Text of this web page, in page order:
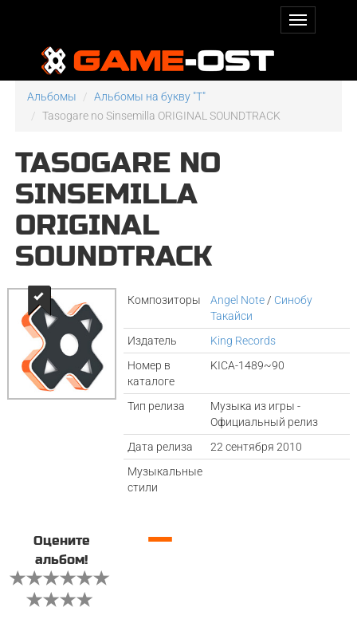
Альбомы
Альбомы на букву "T"
Tasogare no Sinsemilla ORIGINAL SOUNDTRACK
TASOGARE NO
SINSEMILLA
ORIGINAL
SOUNDTRACK
Композиторы Angel Note / Синобу
Такайси
Издатель
King Records
Номер в
каталоге
KICA-1489~90
Тип релиза
Музыка из игры -
Официальный релиз
Дата релиза
22 сентября 2010
Музыкальные
стили
Оцените
альбом!
—